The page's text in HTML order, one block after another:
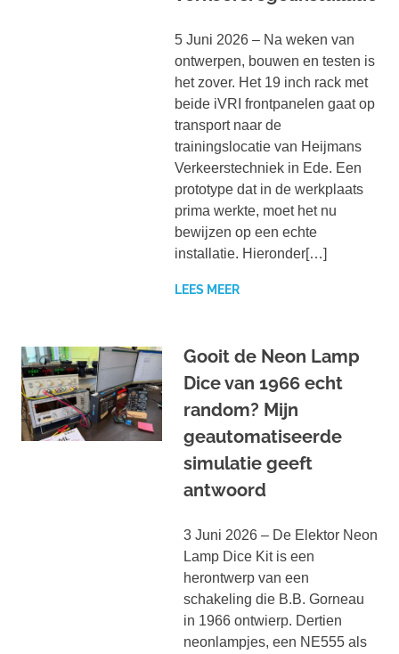
5 Juni 2026 – Na weken van
ontwerpen, bouwen en testen is
het zover. Het 19 inch rack met
beide iVRI frontpanelen gaat op
transport naar de
trainingslocatie van Heijmans
Verkeerstechniek in Ede. Een
prototype dat in de werkplaats
prima werkte, moet het nu
bewijzen op een echte
installatie. Hieronder[…]
LEES MEER
Gooit de Neon Lamp
Dice van 1966 echt
random? Mijn
geautomatiseerde
simulatie geeft
antwoord
3 Juni 2026 – De Elektor Neon
Lamp Dice Kit is een
herontwerp van een
schakeling die B.B. Gorneau
in 1966 ontwierp. Dertien
neonlampjes, een NE555 als